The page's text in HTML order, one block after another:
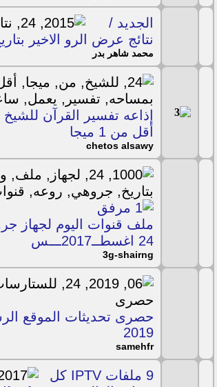
الجديد /
نتائج عرض الرو الاخير بتاريخ 24 / 2 /
محمد شاهر بدر
أقل من 1 ميجا
chetos alsawy
24 اغسطــ2017ـــس
3g-shairng
2019
samehfr
9 ملفات IPTV كل